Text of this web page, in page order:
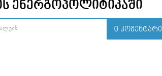
ᲔᲜᲔᲠᲒᲝᲞᲝᲚᲘᲢᲘᲙᲐᲨᲘ
0 ᲙᲝᲛᲔᲜᲢᲐᲠᲘ